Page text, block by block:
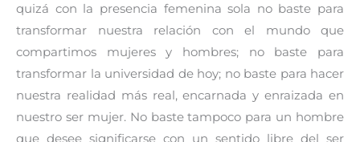
quizá con la presencia femenina sola no baste para
transformar nuestra relación con el mundo que
compartimos mujeres y hombres; no baste para
transformar la universidad de hoy; no baste para hacer
nuestra realidad más real, encarnada y enraizada en
nuestro ser mujer. No baste tampoco para un hombre
que desee significarse con un sentido libre del ser